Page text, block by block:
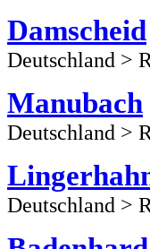
Damscheid
Deutschland >
Manubach
Deutschland >
Deutschland >